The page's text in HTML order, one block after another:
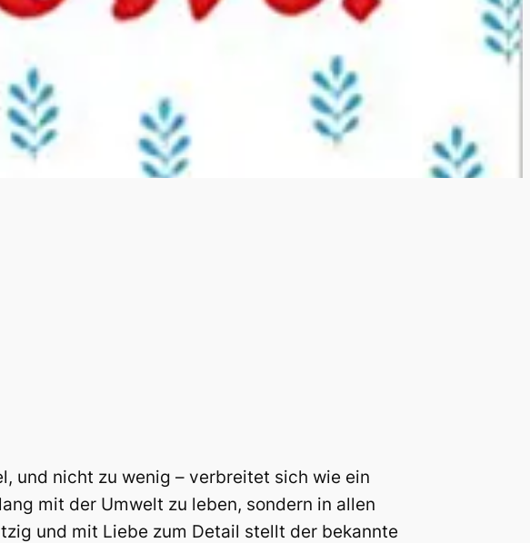
und nicht zu wenig – verbreitet sich wie ein
mit der Umwelt zu leben, sondern in allen
und mit Liebe zum Detail stellt der bekannte